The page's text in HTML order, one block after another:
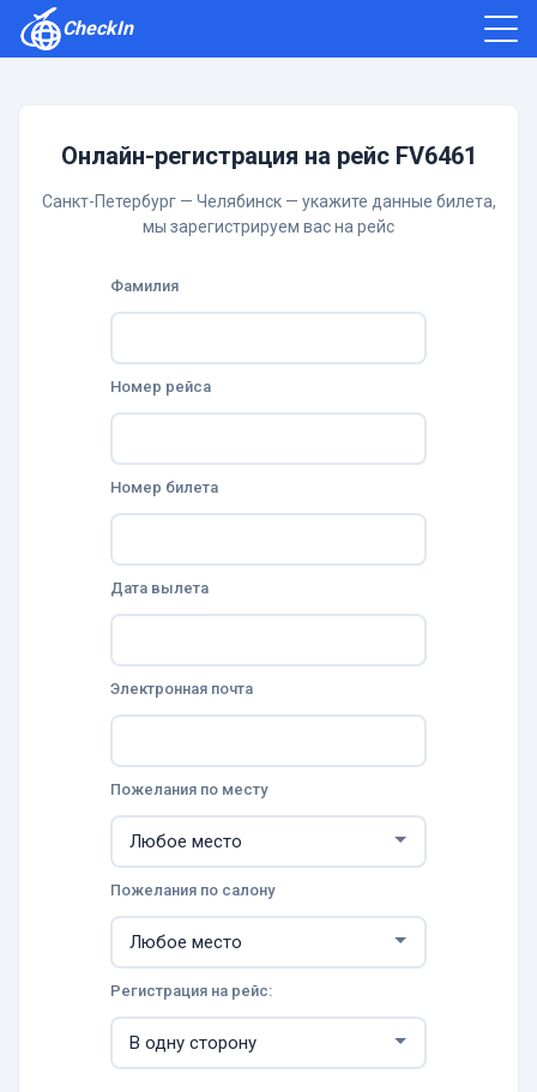
CheckIn
Онлайн-регистрация на рейс FV6461
Санкт-Петербург — Челябинск — укажите данные билета,
мы зарегистрируем вас на рейс
Фамилия
Номер рейса
Номер билета
Дата вылета
Электронная почта
Пожелания по месту
Пожелания по салону
Регистрация на рейс: